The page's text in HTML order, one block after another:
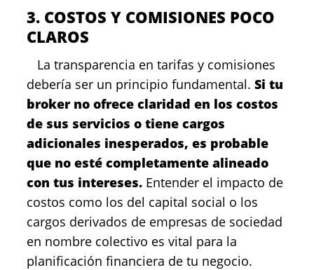
3. COSTOS Y COMISIONES POCO
CLAROS
La transparencia en tarifas y comisiones
debería ser un principio fundamental. Si tu
broker no ofrece claridad en los costos
de sus servicios o tiene cargos
adicionales inesperados, es probable
que no esté completamente alineado
con tus intereses. Entender el impacto de
costos como los del capital social o los
cargos derivados de empresas de sociedad
en nombre colectivo es vital para la
planificación financiera de tu negocio.